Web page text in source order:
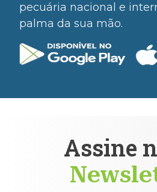
pecuária nacional e
palma da sua mão.
Assine